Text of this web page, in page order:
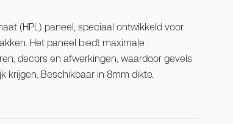
(HPL) paneel, speciaal ontwikkeld voor
Het paneel biedt maximale
decors en afwerkingen, waardoor gevels
krijgen. Beschikbaar in 8mm dikte.